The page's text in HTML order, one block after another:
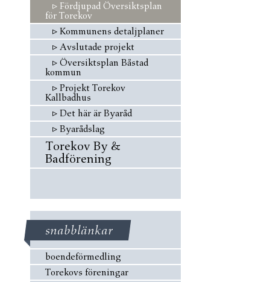
▹ Fördjupad Översiktsplan
för Torekov
▹ Kommunens detaljplaner
▹ Avslutade projekt
▹ Översiktsplan Båstad
kommun
▹ Projekt Torekov
Kallbadhus
▹ Det här är Byaråd
▹ Byarådslag
Torekov By &
Badförening
snabblänkar
boendeförmedling
Torekovs föreningar